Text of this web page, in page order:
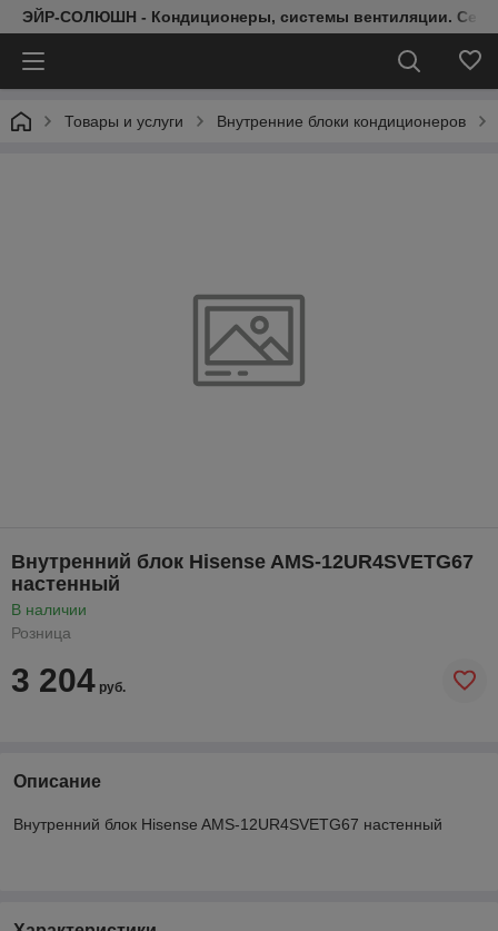
ЭЙР-СОЛЮШН - Кондиционеры, системы вентиляции.
Товары и услуги Внутренние блоки кондиционеров
Внутренний блок Hisense AМS-12UR4SVETG67
настенный
В наличии
Розница
3 204 руб.
Описание
Внутренний блок Hisense AМS-12UR4SVETG67 настенный